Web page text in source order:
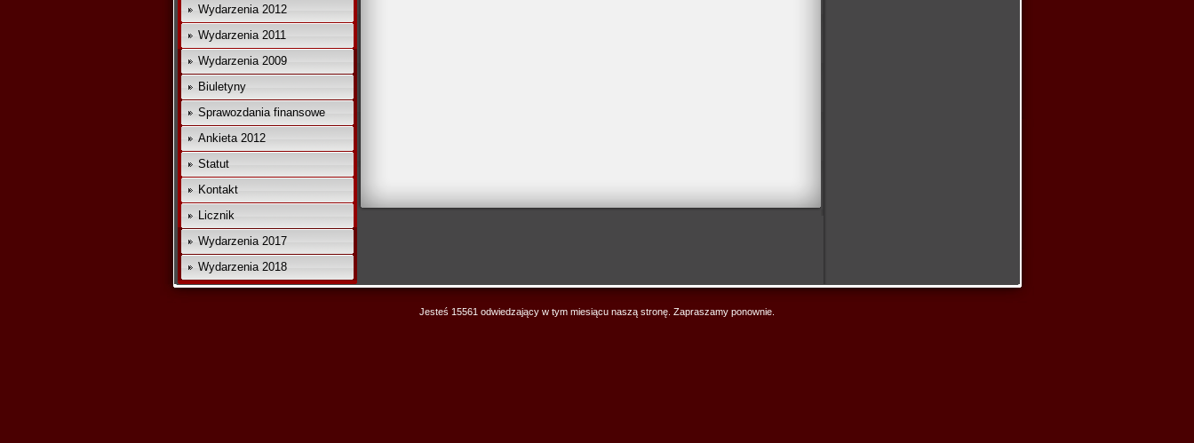
Wydarzenia 2012
Wydarzenia 2011
Wydarzenia 2009
Biuletyny
Sprawozdania finansowe
Ankieta 2012
Statut
Kontakt
Licznik
Wydarzenia 2017
Wydarzenia 2018
Jesteś 15561 odwiedzający w tym miesiącu naszą stronę. Zapraszamy ponownie.